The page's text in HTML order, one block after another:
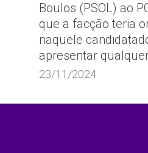
Boulos (PSOL) ao
que a facção teria
naquele
apresentar
23/11/2024